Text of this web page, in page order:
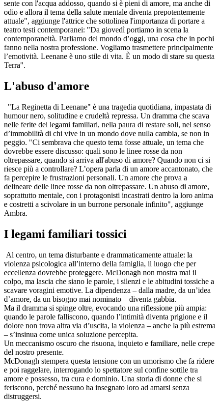
sente con l'acqua addosso, quando si è pieni di amore, ma anche di
odio e allora il tema della salute mentale diventa prepotentemente
attuale", aggiunge l'attrice che sottolinea l'importanza di portare a
teatro testi contemporanei: "Da giovedì portiamo in scena la
contemporaneità. Parliamo del mondo d’oggi, una cosa che in pochi
fanno nella nostra professione. Vogliamo trasmettere principalmente
l’emotività. Leenane è uno stile di vita. È un modo di stare su questa
Terra".
L'abuso d'amore
"La Reginetta di Leenane" è una tragedia quotidiana, impastata di
humour nero, solitudine e crudeltà repressa. Un dramma che scava
nelle ferite dei legami familiari, nella paura di restare soli, nel senso
d’immobilità di chi vive in un mondo dove nulla cambia, se non in
peggio. "Ci sembrava che questo tema fosse attuale, un tema che
dovrebbe essere discusso: quali sono le linee rosse da non
oltrepassare, quando si arriva all'abuso di amore? Quando non ci si
riesce più a controllare? L’opera parla di un amore accantonato, che
fa percepire le frustrazioni personali. Un amore che prova a
delineare delle linee rosse da non oltrepassare. Un abuso di amore,
soprattutto mentale, con i protagonisti incastrati dentro la loro anima
e costretti a scivolare in un burrone personale infinito", aggiunge
Ambra.
I legami familiari tossici
Al centro, un tema disturbante e drammaticamente attuale: la
violenza psicologica all’interno della famiglia, il luogo che per
eccellenza dovrebbe proteggere. McDonagh non mostra mai il
colpo, ma lascia che siano le parole, i silenzi e le abitudini tossiche a
scavare voragini emotive. La dipendenza – dalla madre, da un’idea
d’amore, da un bisogno mai nominato – diventa gabbia.
Ma il dramma si spinge oltre, evocando una riflessione più ampia:
quando le parole falliscono, quando l’intimità diventa prigione e il
dolore non trova altra via d’uscita, la violenza – anche la più estrema
– s’insinua come unica soluzione percepita.
Un meccanismo oscuro che risuona, inquieto e familiare, nelle crepe
del nostro presente.
McDonagh stempera questa tensione con un umorismo che fa ridere
e poi raggelare, interrogando lo spettatore sul confine sottile tra
amore e possesso, tra cura e dominio. Una storia di donne che si
feriscono, perché nessuno ha insegnato loro ad amarsi senza
distruggersi.